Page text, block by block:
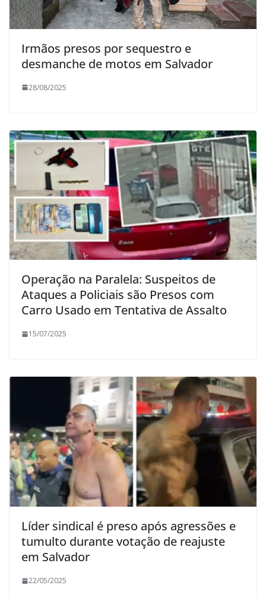
Irmãos presos por sequestro e
desmanche de motos em Salvador
28/08/2025
Operação na Paralela: Suspeitos de
Ataques a Policiais são Presos com
Carro Usado em Tentativa de Assalto
15/07/2025
Líder sindical é preso após agressões e
tumulto durante votação de reajuste
em Salvador
22/05/2025